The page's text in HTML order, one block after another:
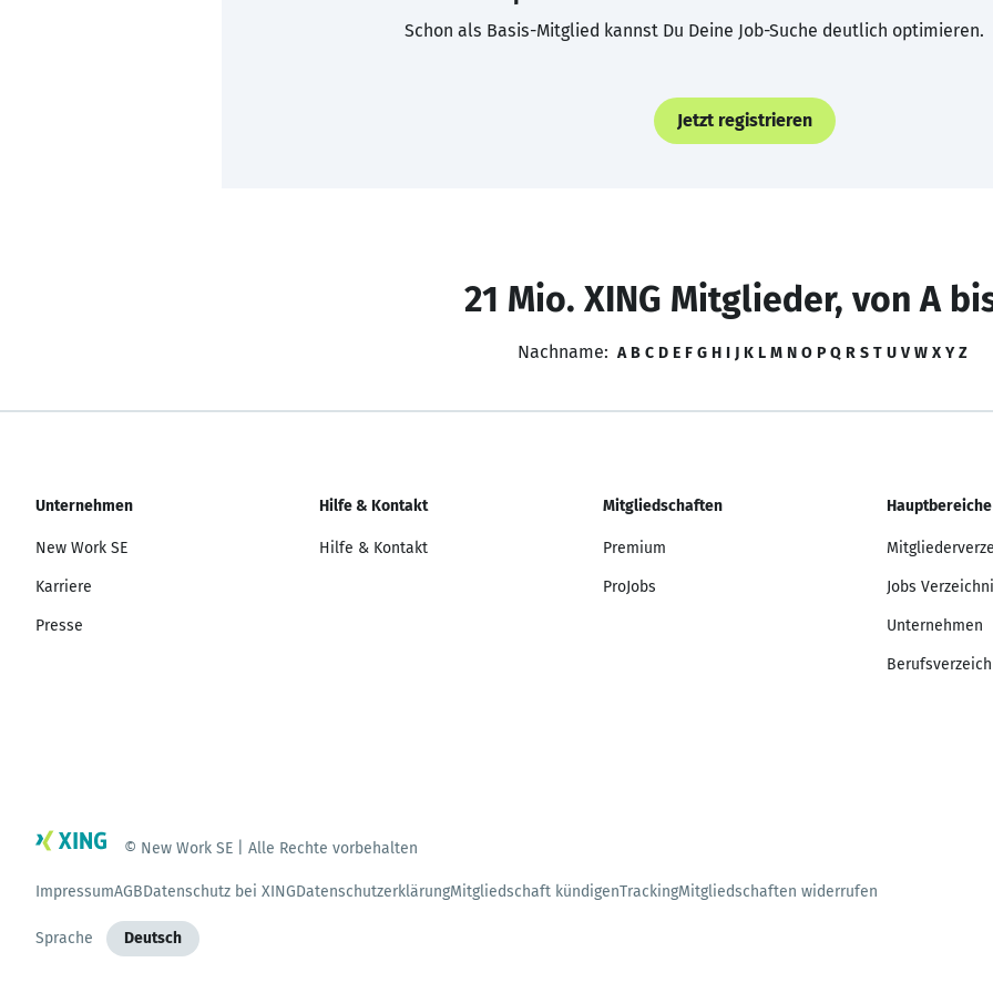
Schon als Basis-Mitglied kannst Du Deine Job-Suche deutlich optimieren.
Jetzt registrieren
21 Mio. XING Mitglieder, von A
Nachname: A B C D E F G H I J K L M N O P Q R S T U V W X Y Z
Unternehmen
New Work SE
Karriere
Presse
Hilfe & Kontakt
Hilfe & Kontakt
Mitgliedschaften
Premium
ProJobs
Hauptbereiche
Jobs
Unternehmen
© New Work SE | Alle Rechte vorbehalten
ImpressumAGBDatenschutz bei XINGDatenschutzerklärungMitgliedschaft kündigenTrackingMitgliedschaften widerrufen
Sprache Deutsch